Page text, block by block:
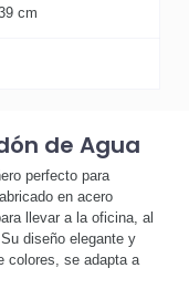
cm
de Agua
perfecto para
en acero
llevar a la oficina, al
diseño elegante y
colores, se adapta a